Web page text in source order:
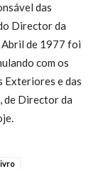
das
Director da
Abril de 1977 foi
com os
Exteriores e das
de Director da